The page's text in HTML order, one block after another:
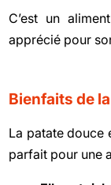
C’est un
apprécié pour
Bienfaits de
La patate douce
parfait pour une